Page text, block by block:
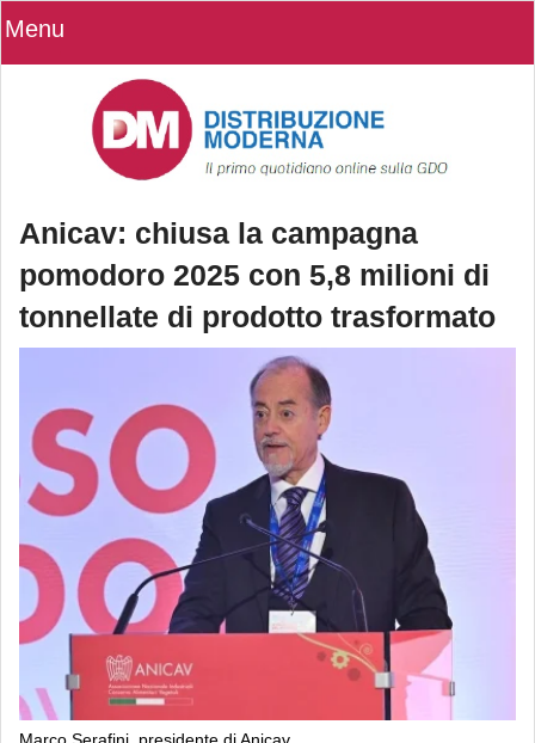
Menu
Anicav: chiusa la campagna
pomodoro 2025 con 5,8 milioni di
tonnellate di prodotto trasformato
Marco Serafini, presidente di Anicav